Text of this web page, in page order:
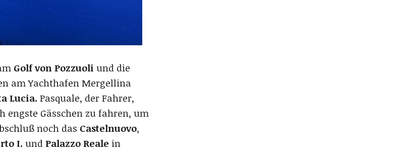
Golf von Pozzuoli und die
am Yachthafen Mergellina
Lucia. Pasquale, der Fahrer,
engste Gässchen zu fahren, um
noch das Castelnuovo,
I. undPalazzo Reale in